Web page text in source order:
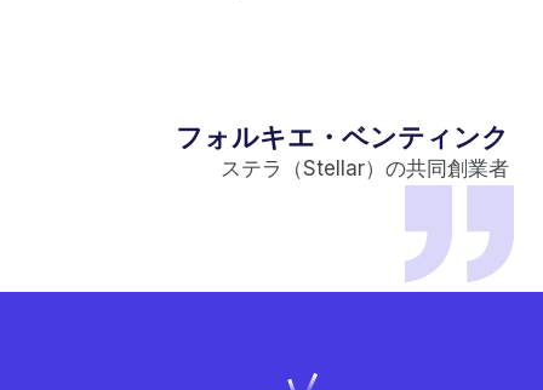
フォルキエ・ベンティンク
ステラ（Stellar）の共同創業者